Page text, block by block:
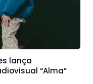
lança
“Alma”